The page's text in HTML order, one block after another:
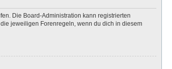
Die Board-Administration kann registrierten
jeweiligen Forenregeln, wenn du dich in diesem